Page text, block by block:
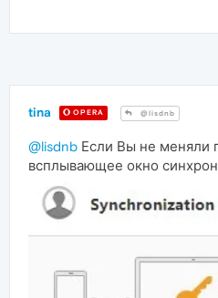
tina OPERA @lisdnb
@lisdnb Если Вы не меняли
всплывающее окно